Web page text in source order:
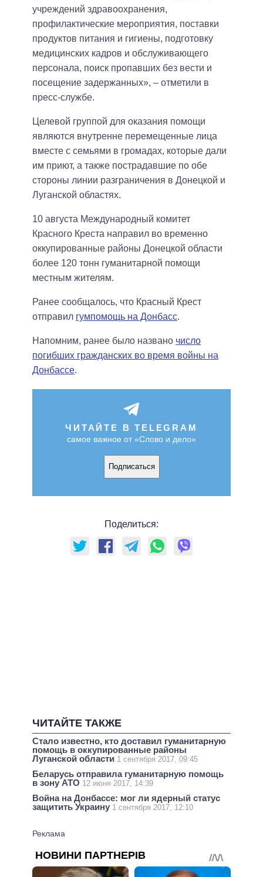
учреждений здравоохранения,
профилактические мероприятия, поставки
продуктов питания и гигиены, подготовку
медицинских кадров и обслуживающего
персонала, поиск пропавших без вести и
посещение задержанных», – отметили в
пресс-службе.
Целевой группой для оказания помощи
являются внутренне перемещенные лица
вместе с семьями в громадах, которые дали
им приют, а также пострадавшие по обе
стороны линии разграничения в Донецкой и
Луганской областях.
10 августа Международный комитет
Красного Креста направил во временно
оккупированные районы Донецкой области
более 120 тонн гуманитарной помощи
местным жителям.
Ранее сообщалось, что Красный Крест
отправил гумпомощь на Донбасс.
Напомним, ранее было названо число
погибших гражданских во время войны на
Донбассе.
ЧИТАЙТЕ В TELEGRAM
самое важное от «Слово и дело»
Подписаться
Поделиться:
ЧИТАЙТЕ ТАКЖЕ
Стало известно, кто доставил гуманитарную
помощь в оккупированные районы
Луганской области 1 сентября 2017, 09:45
Беларусь отправила гуманитарную помощь
в зону АТО 12 июня 2017, 14:39
Война на Донбассе: мог ли ядерный статус
защитить Украину 1 сентября 2017, 12:10